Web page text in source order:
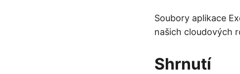
Soubory aplikace
našich cloudových
Shrnutí